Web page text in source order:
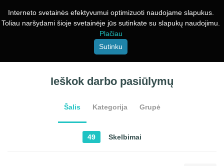
Interneto svetainės efektyvumui optimizuoti naudojame slapukus.
Toliau naršydami šioje svetainėje jūs sutinkate su slapukų naudojimu.
Plačiau
Sutinku
Ieškok darbo pasiūlymų
Šalis Kategorija Grupė
49 Skelbimai